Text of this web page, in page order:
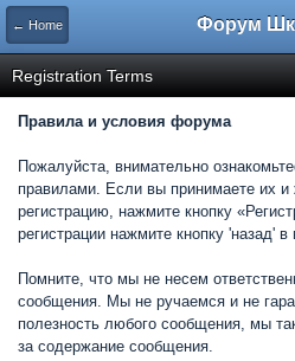
← Home Форум
Registration Terms
Правила и условия форума
Пожалуйста, внимательно
правилами. Если вы принимаете их
регистрацию, нажмите кнопку
регистрации нажмите кнопку 'назад'
Помните, что мы не несем
сообщения. Мы не ручаемся и не
полезность любого сообщения, мы
за содержание сообщения.